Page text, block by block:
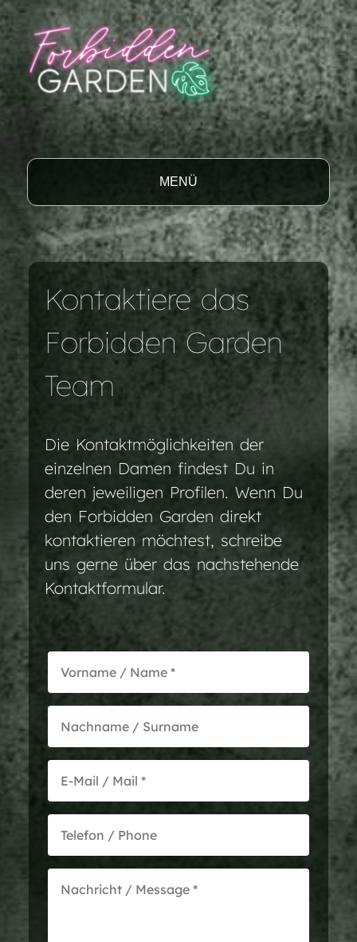
MENÜ
Kontaktiere das
Forbidden Garden
Team
Die Kontaktmöglichkeiten der
einzelnen Damen findest Du in
deren jeweiligen Profilen. Wenn Du
den Forbidden Garden direkt
kontaktieren möchtest, schreibe
uns gerne über das nachstehende
Kontaktformular.